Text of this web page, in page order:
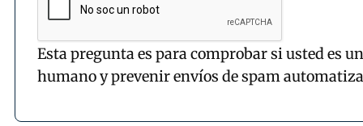
Esta pregunta es para comprobar si usted es
humano y prevenir envíos de spam